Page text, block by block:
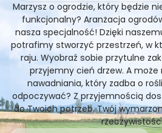
Marzysz o ogrodzie, który będzie
funkcjonalny? Aranżacja
nasza specjalność! Dzięki
potrafimy stworzyć przestrzeń, w
raju. Wyobraź sobie przytulne
przyjemny cień drzew. A
nawadniania, który zadba o
odpoczywać? Z przyjemnością
do Twoich potrzeb. Twój